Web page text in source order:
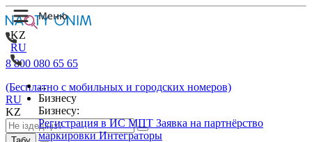
KZ
RU
...
Бизнесу
Бизнесу:
Регистрация в ИС МПТ Заявка на партнёрство
маркировкиИнтеграторы
8 800 080 65 65
(Бесплатно с мобильных и городских номеров)
RU
KZ